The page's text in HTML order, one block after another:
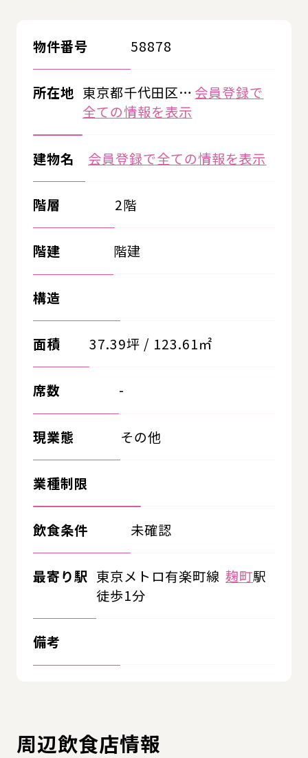
物件番号 58878
所在地 東京都千代田区… 会員登録で
全ての情報を表示
建物名 会員登録で全ての情報を表示
階層 2階
階建 階建
構造
面積 37.39坪 / 123.61㎡
席数 -
現業態 その他
業種制限
飲食条件 未確認
最寄り駅 東京メトロ有楽町線 麹町駅
徒歩1分
備考
周辺飲食店情報